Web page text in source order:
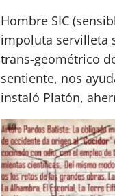
Hombre SIC
impoluta servilleta
trans-geométrico
sentiente, nos
instaló Platón,